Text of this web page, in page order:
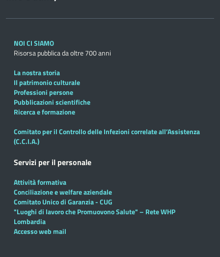
NOI CI SIAMO
Risorsa pubblica da oltre 700 anni
La nostra storia
Il patrimonio culturale
Professioni persone
Pubblicazioni scientifiche
Ricerca e formazione
Comitato per il Controllo delle Infezioni correlate all’Assistenza
(C.C.I.A.)
Servizi per il personale
Attività formativa
Conciliazione e welfare aziendale
Comitato Unico di Garanzia - CUG
"Luoghi di lavoro che Promuovono Salute" – Rete WHP
Lombardia
Accesso web mail